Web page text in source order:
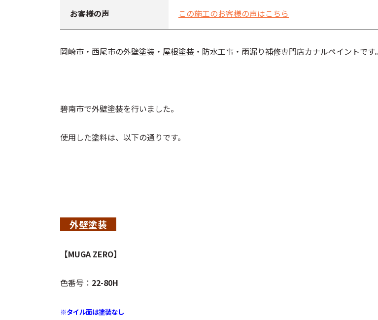
お客様の声 この施工のお客様の声はこちら
岡崎市・西尾市の外壁塗装・屋根塗装・防水工事・雨漏り補修専門店カナルペイントです。
碧南市で外壁塗装を行いました。
使用した塗料は、以下の通りです。
外壁塗装
【MUGA ZERO】
色番号： 22-80H
※タイル面は塗装なし